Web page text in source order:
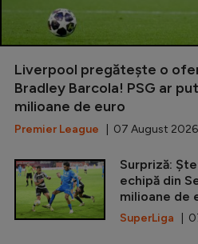
Liverpool pregătește o
Bradley Barcola! PSG ar
milioane de euro
Premier League | 07 August
Surpriză:
echipă din
milioane de
SuperLiga |